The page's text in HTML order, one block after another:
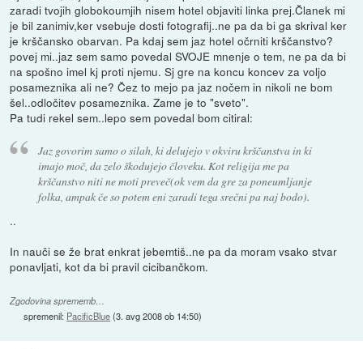
zaradi tvojih globokoumjih nisem hotel objaviti linka prej.Članek mi
je bil zanimiv,ker vsebuje dosti fotografij..ne pa da bi ga skrival ker
je krščansko obarvan. Pa kdaj sem jaz hotel očrniti krščanstvo?
povej mi..jaz sem samo povedal SVOJE mnenje o tem, ne pa da bi
na spošno imel kj proti njemu. Sj gre na koncu koncev za voljo
posameznika ali ne? Čez to mejo pa jaz nočem in nikoli ne bom
šel..odločitev posameznika. Zame je to "sveto".
Pa tudi rekel sem..lepo sem povedal bom citiral:
Jaz govorim samo o silah, ki delujejo v okviru krščanstva in ki
imajo moč, da zelo škodujejo človeku. Kot religija me pa
krščanstvo niti ne moti preveč(ok vem da gre za poneumljanje
folka, ampak če so potem eni zaradi tega srečni pa naj bodo).
..
In nauči se že brat enkrat jebemtiš..ne pa da moram vsako stvar
ponavljati, kot da bi pravil cicibančkom.
Zgodovina sprememb…
spremenil: PacificBlue(3. avg 2008 ob 14:50)